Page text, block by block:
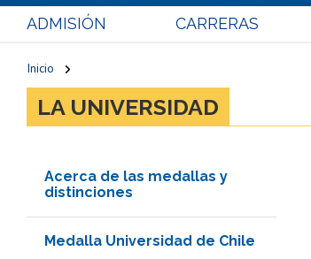
ADMISIÓN CARRERAS
Inicio
LA UNIVERSIDAD
Acerca de las medallas y
distinciones
Medalla Universidad de Chile